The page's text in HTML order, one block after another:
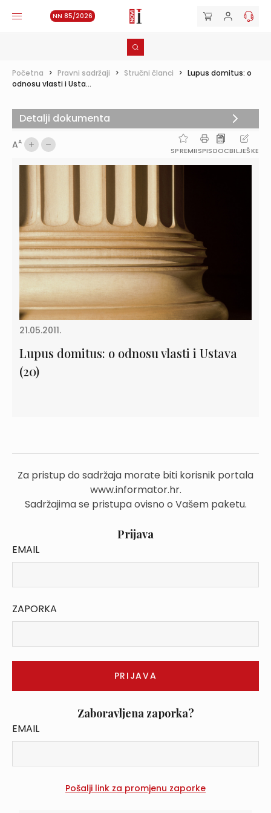
NN 85/2026
Početna > Pravni sadržaji > Stručni članci > Lupus domitus: o
odnosu vlasti i Usta...
AA
SPREMIISPISDOCBILJEŠKE
21.05.2011.
Lupus domitus: o odnosu vlasti i Ustava
(20)
Za pristup do sadržaja morate biti korisnik portala
www.informator.hr.
Sadržajima se pristupa ovisno o Vašem paketu.
Prijava
EMAIL
ZAPORKA
Zaboravljena zaporka?
EMAIL
Detalji dokumenta